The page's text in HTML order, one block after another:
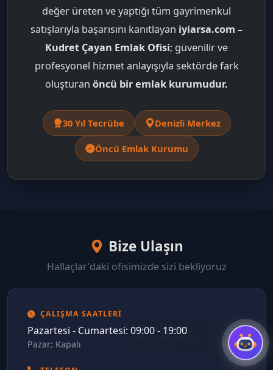
değer üreten ve yaptığı tüm gayrimenkul
satışlarıyla başarısını kanıtlayan iyiarsa.com –
Kudret Çayan Emlak Ofisi; güvenilir ve
profesyonel hizmet anlayışıyla sektörde fark
oluşturan öncü bir emlak kurumudur.
30 Yıl Tecrübe Denizli Merkez
Öncü Emlak Kurumu
Bize Ulaşın
Hallaçlar'daki ofisimizde sizi bekliyoruz
ÇALIŞMA SAATLERI
Pazartesi - Cumartesi: 09:00 - 19:00
Pazar: Kapalı